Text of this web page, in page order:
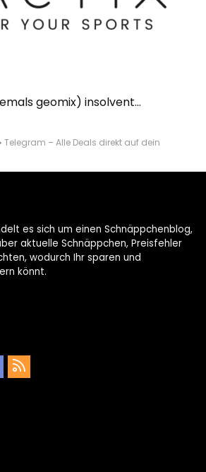
geomix) insolvent...
Telegram – Alle Deals direkt auf dein
es sich um einen Schnäppchenblog,
aktuelle Schnäppchen, Preisfehler
wodurch Ihr sparen und
könnt.